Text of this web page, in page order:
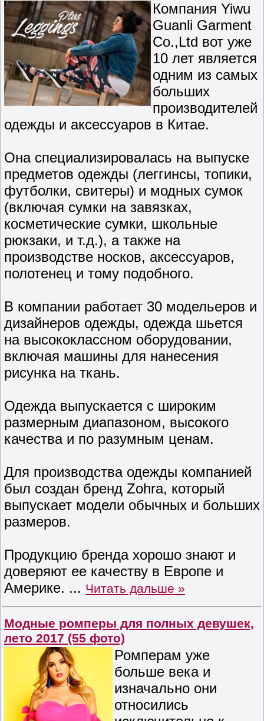
Компания Yiwu
Guanli Garment
Co.,Ltd вот уже
10 лет является
одним из самых
больших
производителей
одежды и аксессуаров в Китае.
Она специализировалась на выпуске
предметов одежды (леггинсы, топики,
футболки, свитеры) и модных сумок
(включая сумки на завязках,
косметические сумки, школьные
рюкзаки, и т.д.), а также на
производстве носков, аксессуаров,
полотенец и тому подобного.
В компании работает 30 модельеров и
дизайнеров одежды, одежда шьется
на высококлассном оборудовании,
включая машины для нанесения
рисунка на ткань.
Одежда выпускается с широким
размерным диапазоном, высокого
качества и по разумным ценам.
Для производства одежды компанией
был создан бренд Zohra, который
выпускает модели обычных и больших
размеров.
Продукцию бренда хорошо знают и
доверяют ее качеству в Европе и
Америке. ... Читать дальше »
Модные ромперы для полных девушек,
лето 2017 (55 фото)
Ромперам уже
больше века и
изначально они
относились